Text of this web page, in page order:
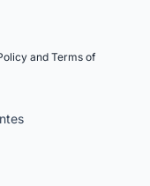
and Terms of